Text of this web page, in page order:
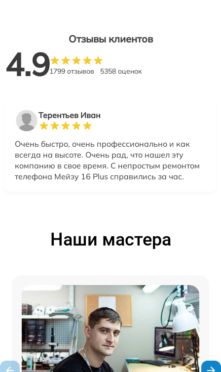
Отзывы клиентов
4.91799 отзывов 5358 оценок
Терентьев Иван
Очень быстро, очень профессионально и как
всегда на высоте. Очень рад, что нашел эту
компанию в свое время. С непростым ремонтом
телефона Мейзу 16 Plus справились за час.
Наши мастера